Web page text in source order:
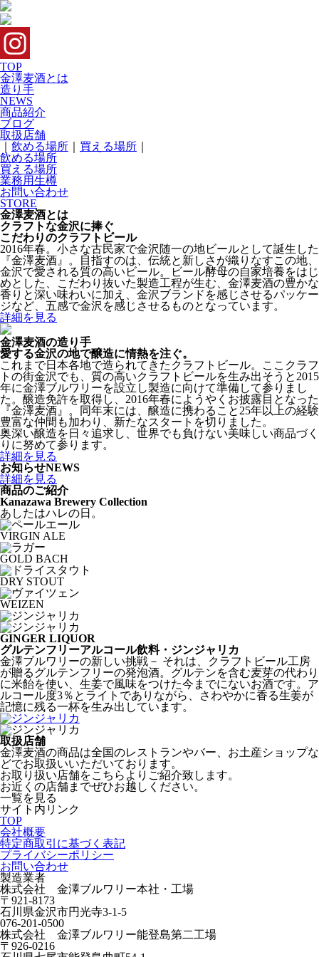
TOP
金澤麦酒とは
造り手
NEWS
商品紹介
ブログ
取扱店舗
飲める場所 買える場所
飲める場所
買える場所
業務用生樽
お問い合わせ
STORE
金澤麦酒とは
クラフトな金沢に捧ぐ
こだわりのクラフトビール
2016年春。小さな古民家で金沢随一の地ビールとして誕生した
『金澤麦酒』。目指すのは、伝統と新しさが織りなすこの地、
金沢で愛される質の高いビール。ビール酵母の自家培養をはじ
めとした、こだわり抜いた製造工程が生む、金澤麦酒の豊かな
香りと深い味わいに加え、金沢ブランドを感じさせるパッケー
ジなど、五感で金沢を感じさせるものとなっています。
詳細を見る
金澤麦酒の造り手
愛する金沢の地で醸造に情熱を注ぐ。
これまで日本各地で造られてきたクラフトビール。ここクラフ
トの街金沢でも、質の高いクラフトビールを生み出そうと2015
年に金澤ブルワリーを設立し製造に向けて準備して参りまし
た。醸造免許を取得し、2016年春にようやくお披露目となった
『金澤麦酒』。同年末には、醸造に携わること25年以上の経験
豊富な仲間も加わり、新たなスタートを切りました。
奥深い醸造を日々追求し、世界でも負けない美味しい商品づく
りに努めて参ります。
詳細を見る
お知らせNEWS
詳細を見る
商品のご紹介
Kanazawa Brewery Collection
あしたはハレの日。
VIRGIN ALE
GOLD BACH
DRY STOUT
WEIZEN
GINGER LIQUOR
グルテンフリーアルコール飲料・ジンジャリカ
金澤ブルワリーの新しい挑戦－ それは、クラフトビール工房
が贈るグルテンフリーの発泡酒。グルテンを含む麦芽の代わり
に米飴を使い、生姜で風味をつけた今までにないお酒です。ア
ルコール度3％とライトでありながら、さわやかに香る生姜が
記憶に残る一杯を生み出しています。
取扱店舗
金澤麦酒の商品は全国のレストランやバー、お土産ショップな
どでお取扱いいただいております。
お取り扱い店舗をこちらよりご紹介致します。
お近くの店舗までぜひお越しください。
一覧を見る
サイト内リンク
TOP
会社概要
特定商取引に基づく表記
プライバシーポリシー
お問い合わせ
製造業者
株式会社 金澤ブルワリー本社・工場
〒921-8173
石川県金沢市円光寺3-1-5
076-201-0500
株式会社 金澤ブルワリー能登島第二工場
〒926-0216